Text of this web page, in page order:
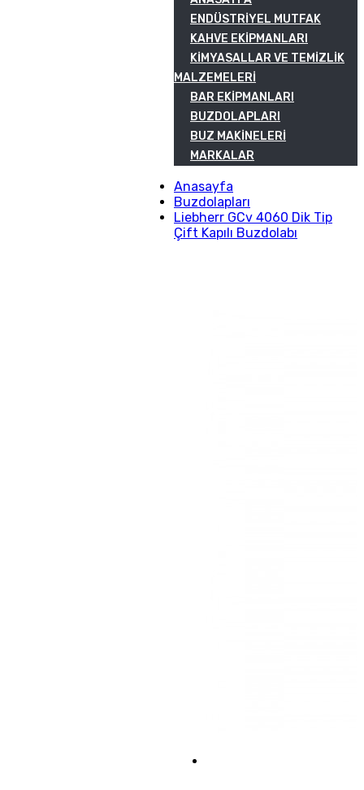
ENDÜSTRIYEL MUTFAK
KAHVE EKIPMANLARI
KIMYASALLAR VE TEMIZLIK
MALZEMELERI
BAR EKIPMANLARI
BUZDOLAPLARI
BUZ MAKINELERI
MARKALAR
Anasayfa
Buzdolapları
Liebherr GCv 4060 Dik Tip
Çift Kapılı Buzdolabı